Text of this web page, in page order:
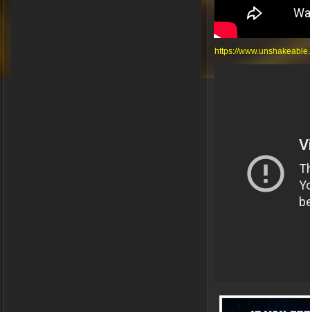
https://